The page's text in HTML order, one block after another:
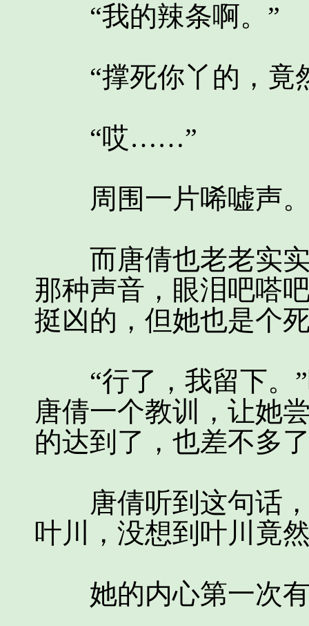
“我的辣条啊。”
“撑死你丫的，竟
“哎……”
周围一片唏嘘声
而唐倩也老老实实
那种声音，眼泪吧嗒
挺凶的，但她也是个
“行了，我留下。”
唐倩一个教训，让她
的达到了，也差不多
唐倩听到这句话，
叶川，没想到叶川竟
她的内心第一次有